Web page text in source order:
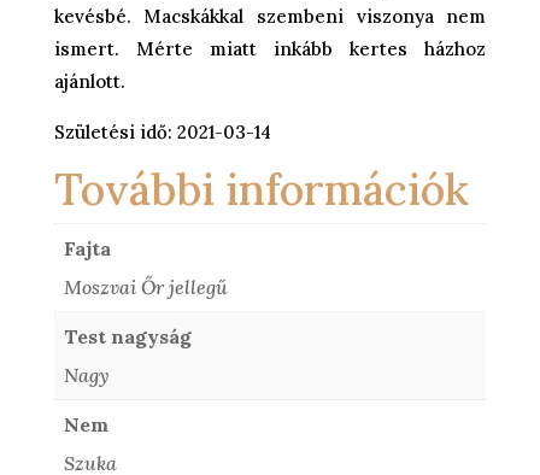
kevésbé. Macskákkal szembeni viszonya nem
ismert. Mérte miatt inkább kertes házhoz
ajánlott.
Születési idő: 2021-03-14
További információk
Fajta
Moszvai Őr jellegű
Test nagyság
Nagy
Nem
Szuka